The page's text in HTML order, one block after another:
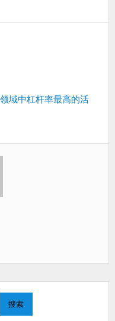
域中杠杆率最高的活
搜索